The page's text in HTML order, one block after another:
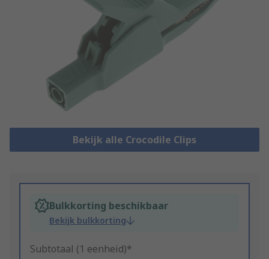
Bekijk alle Crocodile Clips
Bulkkorting beschikbaar
Bekijk bulkkorting
Subtotaal (1 eenheid)*